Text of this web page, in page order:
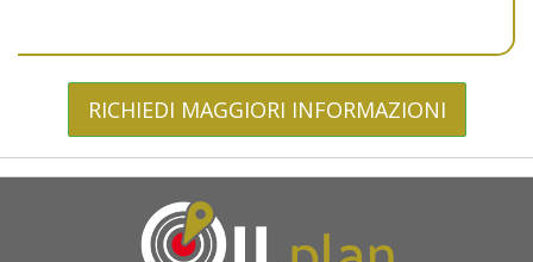
RICHIEDI MAGGIORI INFORMAZIONI